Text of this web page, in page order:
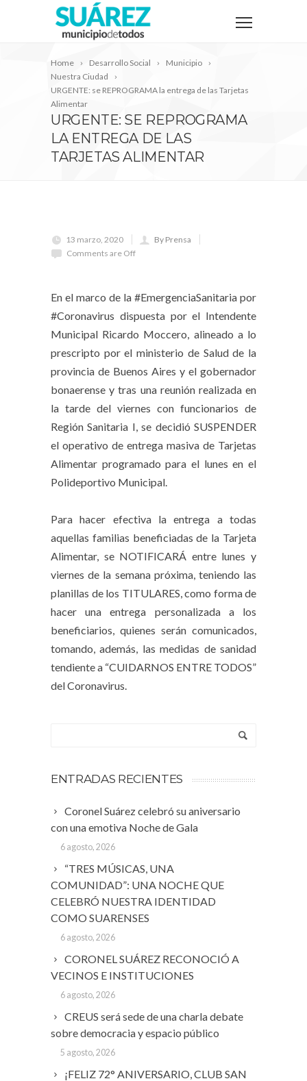
Home Desarrollo Social
Municipio
Nuestra Ciudad
URGENTE: se REPROGRAMA la entrega de las Tarjetas
Alimentar
URGENTE: SE REPROGRAMA
LA ENTREGA DE LAS
TARJETAS ALIMENTAR
13 marzo, 2020
By Prensa
Comments are Off
En el marco de la #EmergenciaSanitaria por
#Coronavirus dispuesta por el Intendente
Municipal Ricardo Moccero, alineado a lo
prescripto por el ministerio de Salud de la
provincia de Buenos Aires y el gobernador
bonaerense y tras una reunión realizada en
la tarde del viernes con funcionarios de
Región Sanitaria I, se decidió SUSPENDER
el operativo de entrega masiva de Tarjetas
Alimentar programado para el lunes en el
Polideportivo Municipal.
Para hacer efectiva la entrega a todas
aquellas familias beneficiadas de la Tarjeta
Alimentar, se NOTIFICARÁ entre lunes y
viernes de la semana próxima, teniendo las
planillas de los TITULARES, como forma de
hacer una entrega personalizada a los
beneficiarios, quienes serán comunicados,
tomando, además, las medidas de sanidad
tendiente a “CUIDARNOS ENTRE TODOS”
del Coronavirus.
ENTRADAS RECIENTES
Coronel Suárez celebró su aniversario
con una emotiva Noche de Gala
6 agosto, 2026
“TRES MÚSICAS, UNA
COMUNIDAD”: UNA NOCHE QUE
CELEBRÓ NUESTRA IDENTIDAD
COMO SUARENSES
6 agosto, 2026
CORONEL SUÁREZ RECONOCIÓ A
VECINOS E INSTITUCIONES
6 agosto, 2026
CREUS será sede de una charla debate
sobre democracia y espacio público
5 agosto, 2026
¡FELIZ 72° ANIVERSARIO, CLUB SAN